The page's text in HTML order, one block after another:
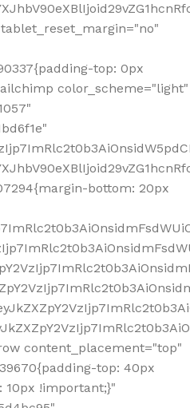
top: 0px
color_scheme="light"
bottom: 20px
content_placement="top"
top: 40px
!important;}"